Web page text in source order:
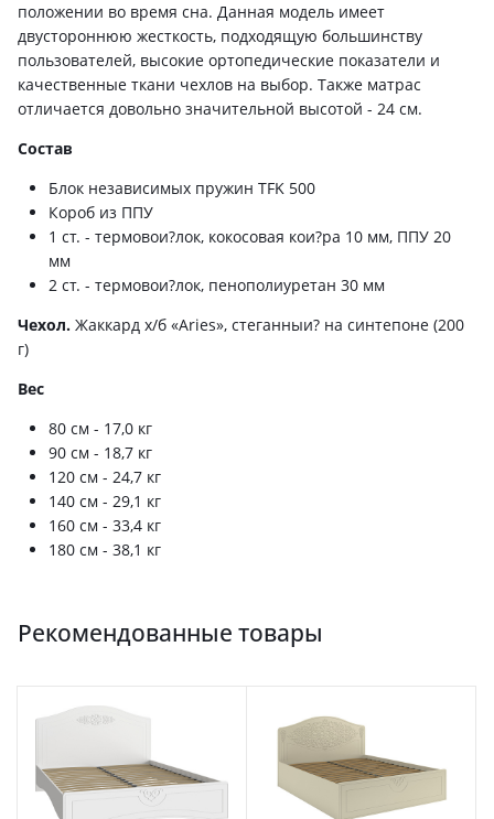
положении во время сна. Данная модель имеет
двустороннюю жесткость, подходящую большинству
пользователей, высокие ортопедические показатели и
качественные ткани чехлов на выбор. Также матрас
отличается довольно значительной высотой - 24 см.
Состав
Блок независимых пружин TFK 500
Короб из ППУ
1 ст. - термовои?лок, кокосовая кои?ра 10 мм, ППУ 20
мм
2 ст. - термовои?лок, пенополиуретан 30 мм
Чехол. Жаккард х/б «Aries», стеганныи? на синтепоне (200
г)
Вес
80 см - 17,0 кг
90 см - 18,7 кг
120 см - 24,7 кг
140 см - 29,1 кг
160 см - 33,4 кг
180 см - 38,1 кг
Рекомендованные товары